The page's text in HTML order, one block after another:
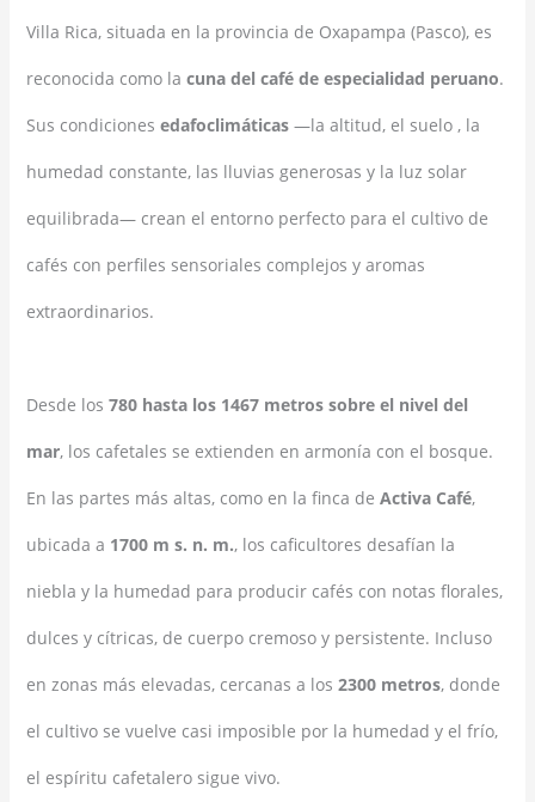
Villa Rica, situada en la provincia de Oxapampa (Pasco), es
reconocida como la cuna del café de especialidad peruano.
Sus condiciones edafoclimáticas—la altitud, el suelo , la
humedad constante, las lluvias generosas y la luz solar
equilibrada— crean el entorno perfecto para el cultivo de
cafés con perfiles sensoriales complejos y aromas
extraordinarios.
Desde los 780 hasta los 1467 metros sobre el nivel del
mar, los cafetales se extienden en armonía con el bosque.
En las partes más altas, como en la finca de Activa Café,
ubicada a 1700 m s. n. m., los caficultores desafían la
niebla y la humedad para producir cafés con notas florales,
dulces y cítricas, de cuerpo cremoso y persistente. Incluso
en zonas más elevadas, cercanas a los 2300 metros, donde
el cultivo se vuelve casi imposible por la humedad y el frío,
el espíritu cafetalero sigue vivo.